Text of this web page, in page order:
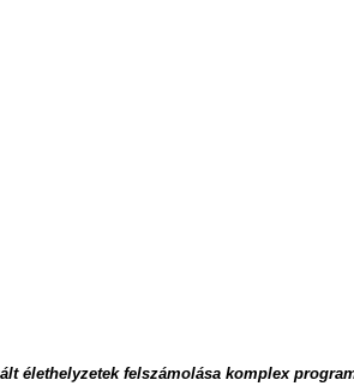
élethelyzetek felszámolása komplex